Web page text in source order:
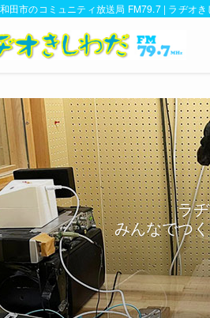
田市のコミュニティ放送局 FM79.7 | ラヂオき
ラ
みんなでつ